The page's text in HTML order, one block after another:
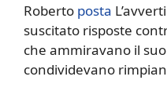
Roberto posta
suscitato risposte
che ammiravano il
condividevano